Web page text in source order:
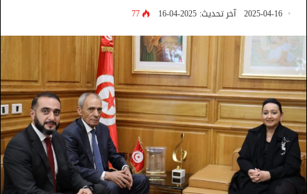
2025-04-16 آخر تحديث: 2025-04-16 77